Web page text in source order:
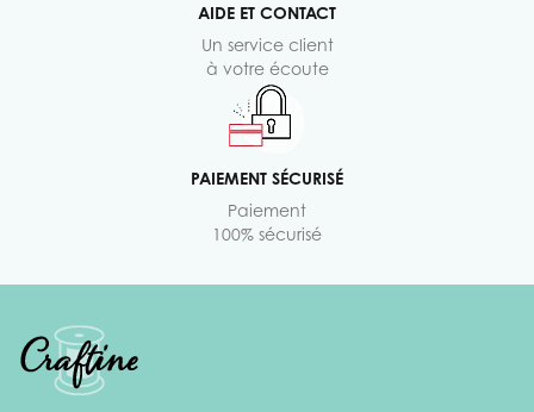
AIDE ET CONTACT
Un service client
à votre écoute
PAIEMENT SÉCURISÉ
Paiement
100% sécurisé